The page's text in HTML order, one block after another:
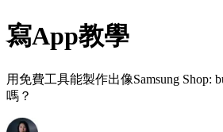
寫App教學
用免費工具能製作出像Samsung Shop:
嗎？